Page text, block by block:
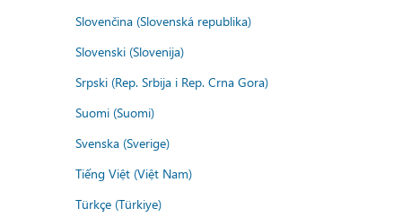
Slovenčina (Slovenská republika)
Slovenski (Slovenija)
Srpski (Rep. Srbija i Rep. Crna Gora)
Suomi (Suomi)
Svenska (Sverige)
Tiếng Việt (Việt Nam)
Türkçe (Türkiye)